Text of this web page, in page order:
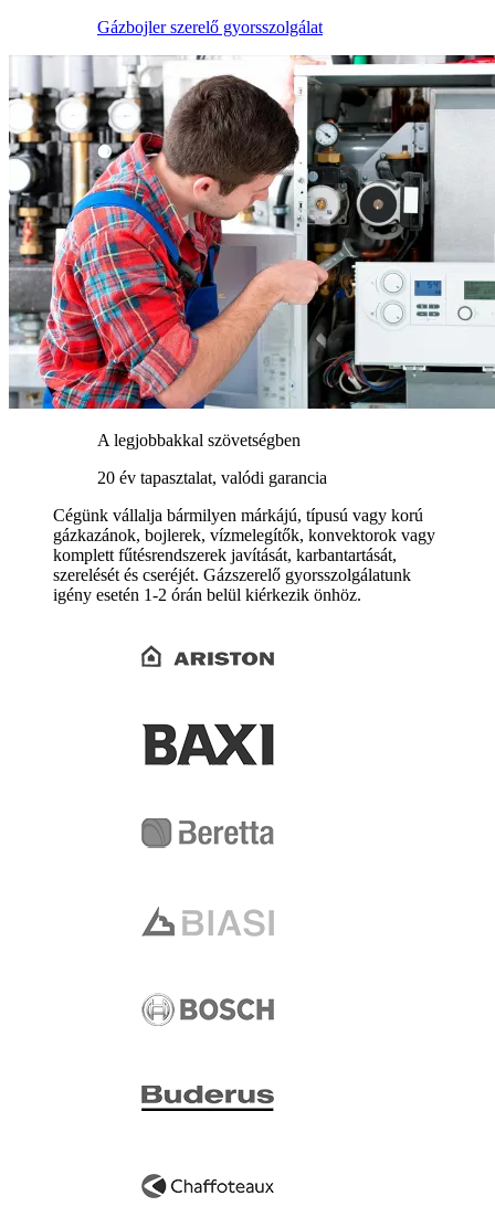
Gázbojler szerelő gyorsszolgálat
A legjobbakkal szövetségben
20 év tapasztalat, valódi garancia
Cégünk vállalja bármilyen márkájú, típusú vagy korú
gázkazánok, bojlerek, vízmelegítők, konvektorok vagy
komplett fűtésrendszerek javítását, karbantartását,
szerelését és cseréjét. Gázszerelő gyorsszolgálatunk
igény esetén 1-2 órán belül kiérkezik önhöz.